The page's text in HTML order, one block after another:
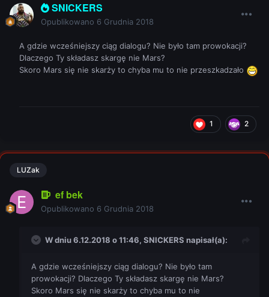
SNICKERS
Opublikowano 6 Grudnia 2018
A gdzie wcześniejszy ciąg dialogu? Nie było tam prowokacji?
Dlaczego Ty składasz skargę nie Mars?
Skoro Mars się nie skarży to chyba mu to nie przeszkadzało
1 2
LUZak
ef bek
Opublikowano 6 Grudnia 2018
W dniu 6.12.2018 o 11:46, SNICKERS napisał(a):
A gdzie wcześniejszy ciąg dialogu? Nie było tam
prowokacji? Dlaczego Ty składasz skargę nie Mars?
Skoro Mars się nie skarży to chyba mu to nie